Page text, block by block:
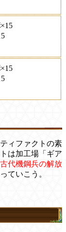
×15
×15
ィファクトの素
は加工場「ギア
古代機鋼兵の解放
ていこう。